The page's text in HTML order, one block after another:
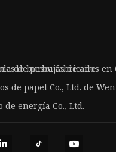
de burbujas de aire
de pesca fabricados en
de papel Co., Ltd. de
energía Co., Ltd.